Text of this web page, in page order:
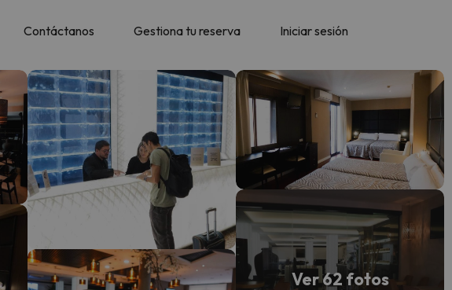
Contáctanos Gestiona tu reserva Iniciar sesión
Ver 62 fotos